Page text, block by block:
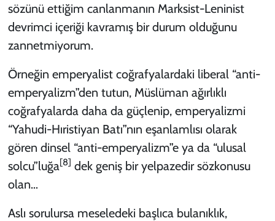
sözünü ettiğim canlanmanın Marksist-Leninist
devrimci içeriği kavramış bir durum olduğunu
zannetmiyorum.
Örneğin emperyalist coğrafyalardaki liberal “anti-
emperyalizm”den tutun, Müslüman ağırlıklı
coğrafyalarda daha da güçlenip, emperyalizmi
“Yahudi-Hıristiyan Batı”nın eşanlamlısı olarak
gören dinsel “anti-emperyalizm”e ya da “ulusal
solcu”luğa[8] dek geniş bir yelpazedir sözkonusu
olan…
Aslı sorulursa meseledeki başlıca bulanıklık,